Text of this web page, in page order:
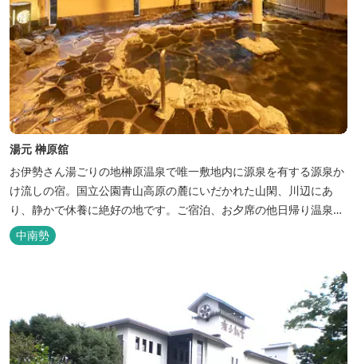
湯元 榊原舘
お伊勢さん湯ごりの地榊原温泉で唯一敷地内に源泉を有する源泉か
け流しの宿。国立公園青山高原の麓にいだかれた山閑、川辺にあ
り、静かで休養に絶好の地です。ご宿泊、お夕席の他日帰り温泉も
楽しめます。お料理にも温泉を用いた温泉野菜蒸しの他美と健康を
テーマとしたふるさと会席をご用意しています。
中南勢